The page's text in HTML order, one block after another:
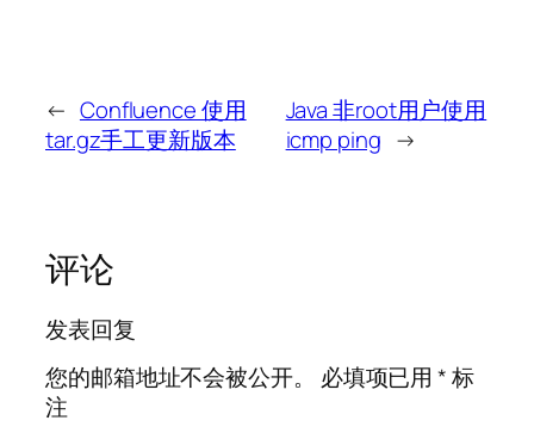
← Confluence 使用
tar.gz手工更新版本
Java 非root用户使用
icmp ping →
评论
发表回复
您的邮箱地址不会被公开。
必填项已用*标
注